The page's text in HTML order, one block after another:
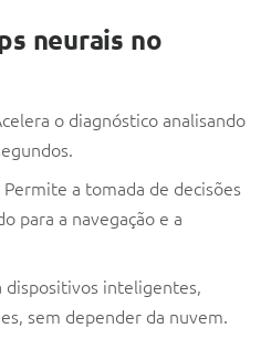
neurais no
o diagnóstico analisando
Permite a tomada de decisões
para a navegação e a
dispositivos inteligentes,
sem depender da nuvem.